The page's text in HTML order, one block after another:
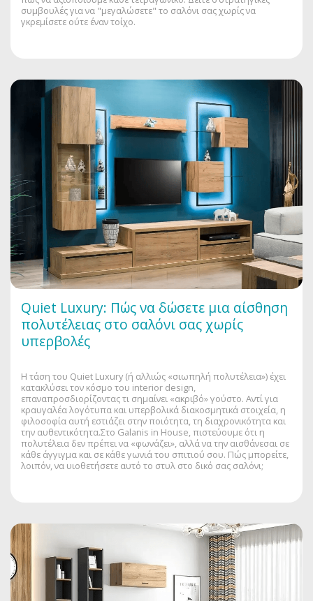
συμβουλές για να "μεγαλώσετε" το σαλόνι σας χωρίς να
γκρεμίσετε ούτε έναν τοίχο.
Quiet Luxury: Πώς να δώσετε μια αίσθηση
πολυτέλειας στο σαλόνι σας χωρίς
υπερβολές
Η τάση του Quiet Luxury (ή αλλιώς «σιωπηλή πολυτέλεια») έχει
κατακλύσει τον κόσμο του interior design,
επαναπροσδιορίζοντας τι σημαίνει «ακριβό» γούστο. Αντί για
κραυγαλέα λογότυπα και υπερβολικά διακοσμητικά στοιχεία, η
φιλοσοφία αυτή εστιάζει στην ποιότητα, τη διαχρονικότητα και
την αυθεντικότητα.Στο Galanis in House, πιστεύουμε ότι η
πολυτέλεια δεν πρέπει να «φωνάζει», αλλά να την αισθάνεσαι σε
κάθε άγγιγμα και σε κάθε γωνιά του σπιτιού σου. Πώς μπορείτε,
λοιπόν, να υιοθετήσετε αυτό το στυλ στο δικό σας σαλόνι;